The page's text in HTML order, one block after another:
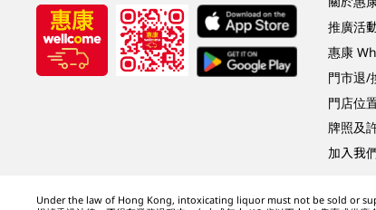
推廣活
惠康
門市退/
門店位
牌照及
加入我
Under the law of Hong Kong, intoxicating liquor must not be sold or